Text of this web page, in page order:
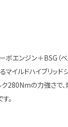
エンジン＋BSG（
マイルドハイブリッ
280Nmの力強さで
。